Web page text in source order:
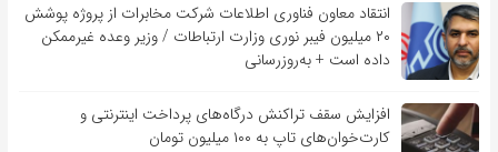
انتقاد معاون فناوری اطلاعات شرکت مخابرات از پروژه پوشش
۲۰ میلیون فیبر نوری وزارت ارتباطات / وزیر وعده غیرممکن
داده است + به‌روزرسانی
افزایش سقف تراکنش درگاه‌های پرداخت اینترنتی و
کارت‌خوان‌های تاپ به ۱۰۰ میلیون تومان